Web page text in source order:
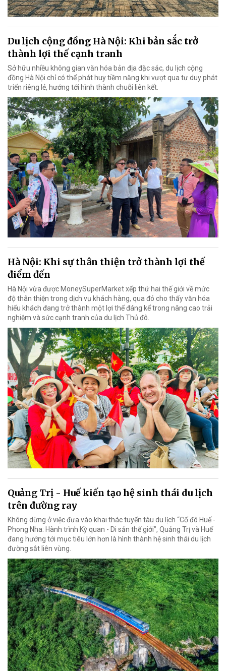
Du lịch cộng đồng Hà Nội: Khi bản sắc trở
thành lợi thế cạnh tranh
Sở hữu nhiều không gian văn hóa bản địa đặc sắc, du lịch cộng
đồng Hà Nội chỉ có thể phát huy tiềm năng khi vượt qua tư duy phát
triển riêng lẻ, hướng tới hình thành chuỗi liên kết.
Hà Nội: Khi sự thân thiện trở thành lợi thế
điểm đến
Hà Nội vừa được MoneySuperMarket xếp thứ hai thế giới về mức
độ thân thiện trong dịch vụ khách hàng, qua đó cho thấy văn hóa
hiếu khách đang trở thành một lợi thế đáng kể trong nâng cao trải
nghiệm và sức cạnh tranh của du lịch Thủ đô.
Quảng Trị - Huế kiến tạo hệ sinh thái du lịch
trên đường ray
Không dừng ở việc đưa vào khai thác tuyến tàu du lịch “Cố đô Huế -
Phong Nha: Hành trình Kỳ quan - Di sản thế giới”, Quảng Trị và Huế
đang hướng tới mục tiêu lớn hơn là hình thành hệ sinh thái du lịch
đường sắt liên vùng.